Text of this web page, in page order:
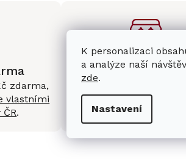
K personalizaci
a analýze naší
zde.
Nastavení
zdarma,
vlastními
.
Kamenná
Máme
Králové s možností
nás zaparkovat.